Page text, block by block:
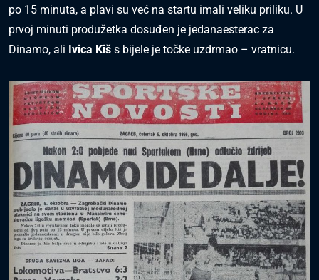
po 15 minuta, a plavi su već na startu imali veliku priliku. U
prvoj minuti produžetka dosuđen je jedanaesterac za
Dinamo, ali Ivica Kiš s bijele je točke uzdrmao – vratnicu.